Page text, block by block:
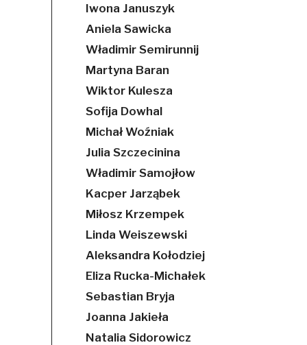
Iwona Januszyk
Aniela Sawicka
Władimir Semirunnij
Martyna Baran
Wiktor Kulesza
Sofija Dowhal
Michał Woźniak
Julia Szczecinina
Władimir Samojłow
Kacper Jarząbek
Miłosz Krzempek
Linda Weiszewski
Aleksandra Kołodziej
Eliza Rucka-Michałek
Sebastian Bryja
Joanna Jakieła
Natalia Sidorowicz